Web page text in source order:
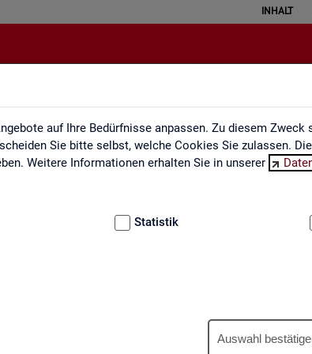
auf Ihre Bedürfnisse anpassen. Zu diesem Zweck
Sie bitte selbst, welche Cookies Sie zulassen.
Weitere Informationen erhalten Sie in unserer
Statistik
Auswahl
INHALT
Ausbildungsmarkt
in in­ter­ak­ti­ven Gra­fi­ken und Ta­bel­len. Für